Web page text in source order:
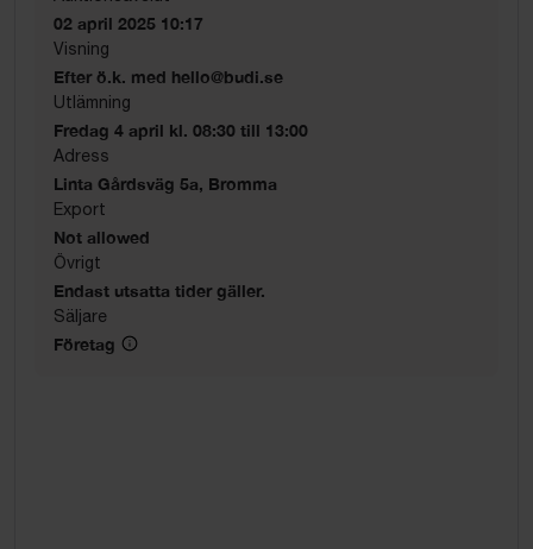
02 april 2025 10:17
Visning
Efter ö.k. med hello@budi.se
Utlämning
Fredag 4 april kl. 08:30 till 13:00
Adress
Linta Gårdsväg 5a, Bromma
Export
Not allowed
Övrigt
Endast utsatta tider gäller.
Säljare
Företag